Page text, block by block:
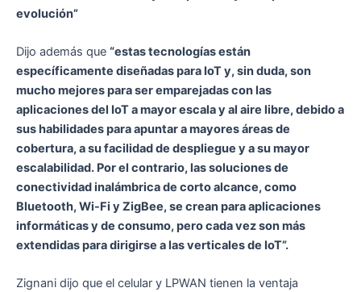
evolución”
Dijo además que “estas tecnologías están
específicamente diseñadas para IoT y, sin duda, son
mucho mejores para ser emparejadas con las
aplicaciones del IoT a mayor escala y al aire libre, debido a
sus habilidades para apuntar a mayores áreas de
cobertura, a su facilidad de despliegue y a su mayor
escalabilidad. Por el contrario, las soluciones de
conectividad inalámbrica de corto alcance, como
Bluetooth, Wi-Fi y ZigBee, se crean para aplicaciones
informáticas y de consumo, pero cada vez son más
extendidas para dirigirse a las verticales de IoT”.
Zignani dijo que el celular y LPWAN tienen la ventaja